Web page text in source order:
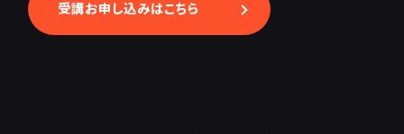
受講お申し込みはこちら